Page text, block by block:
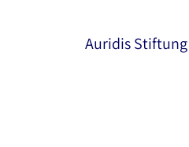
Auridis Stiftung